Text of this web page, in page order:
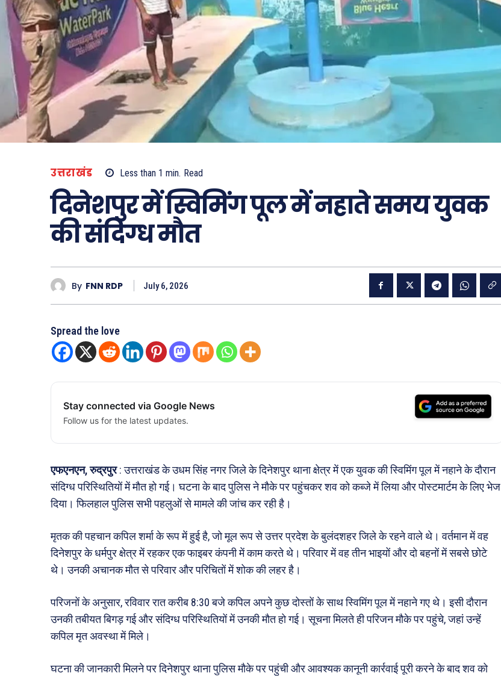
उत्तराखंड Less than 1 min. Read
दिनेशपुर में स्विमिंग पूल में नहाते समय युवक
की संदिग्ध मौत
By FNN RDP July 6, 2026
Spread the love
Stay connected via Google News
Follow us for the latest updates.
एफएनएन, रुद्रपुर: उत्तराखंड के उधम सिंह नगर जिले के दिनेशपुर थाना क्षेत्र में एक युवक की स्विमिंग पूल में नहाने के दौरान
संदिग्ध परिस्थितियों में मौत हो गई। घटना के बाद पुलिस ने मौके पर पहुंचकर शव को कब्जे में लिया और पोस्टमार्टम के लिए भेज
दिया। फिलहाल पुलिस सभी पहलुओं से मामले की जांच कर रही है।
मृतक की पहचान कपिल शर्मा के रूप में हुई है, जो मूल रूप से उत्तर प्रदेश के बुलंदशहर जिले के रहने वाले थे। वर्तमान में वह
दिनेशपुर के धर्मपुर क्षेत्र में रहकर एक फाइबर कंपनी में काम करते थे। परिवार में वह तीन भाइयों और दो बहनों में सबसे छोटे
थे। उनकी अचानक मौत से परिवार और परिचितों में शोक की लहर है।
परिजनों के अनुसार, रविवार रात करीब 8:30 बजे कपिल अपने कुछ दोस्तों के साथ स्विमिंग पूल में नहाने गए थे। इसी दौरान
उनकी तबीयत बिगड़ गई और संदिग्ध परिस्थितियों में उनकी मौत हो गई। सूचना मिलते ही परिजन मौके पर पहुंचे, जहां उन्हें
कपिल मृत अवस्था में मिले।
घटना की जानकारी मिलने पर दिनेशपुर थाना पुलिस मौके पर पहुंची और आवश्यक कानूनी कार्रवाई पूरी करने के बाद शव को